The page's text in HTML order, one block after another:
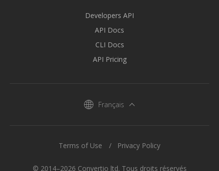
Developers API
API Docs
CLI Docs
API Pricing
Français
© 2014–2026 Convertio ltd. Tous droits réservés
Terms of Use Privacy Policy